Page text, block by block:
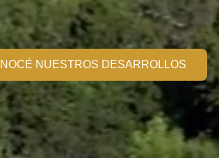
NUESTROS DESARROLLOS